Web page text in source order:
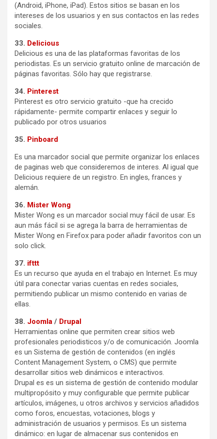
(Android, iPhone, iPad). Estos sitios se basan en los
intereses de los usuarios y en sus contactos en las redes
sociales.
33. Delicious
Delicious es una de las plataformas favoritas de los
periodistas. Es un servicio gratuito online de marcación de
páginas favoritas. Sólo hay que registrarse.
34. Pinterest
Pinterest es otro servicio gratuito -que ha crecido
rápidamente- permite compartir enlaces y seguir lo
publicado por otros usuarios
35. Pinboard
Es una marcador social que permite organizar los enlaces
de paginas web que consideremos de interes. Al igual que
Delicious requiere de un registro. En ingles, frances y
alemán.
36. Mister Wong
Mister Wong es un marcador social muy fácil de usar. Es
aun más fácil si se agrega la barra de herramientas de
Mister Wong en Firefox para poder añadir favoritos con un
solo click.
37. ifttt
Es un recurso que ayuda en el trabajo en Internet. Es muy
útil para conectar varias cuentas en redes sociales,
permitiendo publicar un mismo contenido en varias de
ellas.
38. Joomla / Drupal
Herramientas online que permiten crear sitios web
profesionales periodisticos y/o de comunicación. Joomla
es un Sistema de gestión de contenidos (en inglés
Content Management System, o CMS) que permite
desarrollar sitios web dinámicos e interactivos.
Drupal es es un sistema de gestión de contenido modular
multipropósito y muy configurable que permite publicar
artículos, imágenes, u otros archivos y servicios añadidos
como foros, encuestas, votaciones, blogs y
administración de usuarios y permisos. Es un sistema
dinámico: en lugar de almacenar sus contenidos en